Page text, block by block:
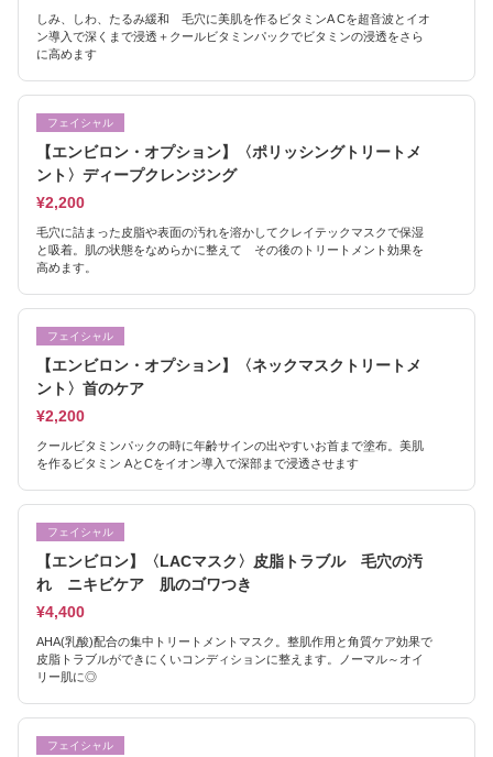
しみ、しわ、たるみ緩和 毛穴に美肌を作るビタミンA Cを超音波とイオ
ン導入で深くまで浸透＋クールビタミンパックでビタミンの浸透をさら
に高めます
フェイシャル
【エンビロン・オプション】〈ポリッシングトリートメ
ント〉ディープクレンジング
¥2,200
毛穴に詰まった皮脂や表面の汚れを溶かしてクレイテックマスクで保湿
と吸着。肌の状態をなめらかに整えて その後のトリートメント効果を
高めます。
フェイシャル
【エンビロン・オプション】〈ネックマスクトリートメ
ント〉首のケア
¥2,200
クールビタミンパックの時に年齢サインの出やすいお首まで塗布。美肌
を作るビタミン AとCをイオン導入で深部まで浸透させます
フェイシャル
【エンビロン】〈LACマスク〉皮脂トラブル 毛穴の汚
れ ニキビケア 肌のゴワつき
¥4,400
AHA(乳酸)配合の集中トリートメントマスク。整肌作用と角質ケア効果で
皮脂トラブルができにくいコンディションに整えます。ノーマル～オイ
リー肌に◎
フェイシャル